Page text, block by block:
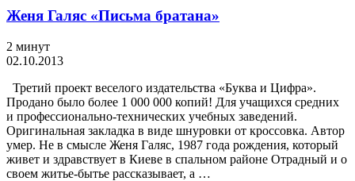
Женя Галяс «Письма братана»
2 минут
02.10.2013
Третий проект веселого издательства «Буква и Цифра».
Продано было более 1 000 000 копий! Для учащихся средних
и профессионально-технических учебных заведений.
Оригинальная закладка в виде шнуровки от кроссовка. Автор
умер. Не в смысле Женя Галяс, 1987 года рождения, который
живет и здравствует в Киеве в спальном районе Отрадный и о
своем житье-бытье рассказывает, а …